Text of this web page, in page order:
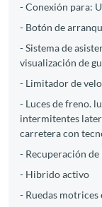
- Conexión para:
- Botón de
- Sistema de
visualización de
- Limitador de
- Luces de freno.
intermitentes
carretera con
- Recuperación
- Hibrido activo
- Ruedas